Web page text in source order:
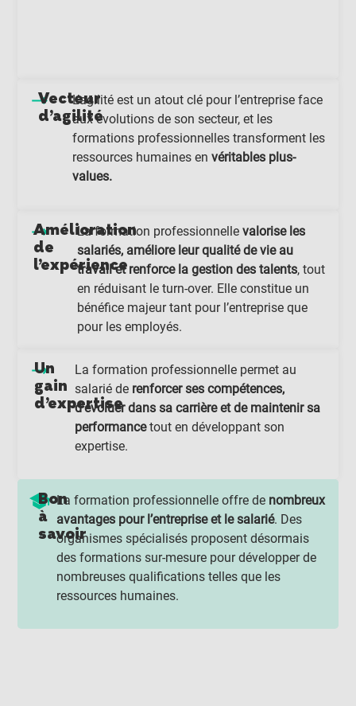
Vecteur
d’agilité
L’agilité est un atout clé pour l’entreprise face
aux évolutions de son secteur, et les
formations professionnelles transforment les
ressources humaines envéritables plus-
values.
Amélioration
de
l’expérience
La formation professionnellevalorise les
salariés, améliore leur qualité de vie au
travail et renforce la gestion des talents, tout
en réduisant le turn-over. Elle constitue un
bénéfice majeur tant pour l’entreprise que
pour les employés.
Un
gain
d’expertise
La formation professionnelle permet au
salarié de renforcer ses compétences,
d’évoluer dans sa carrière et de maintenir sa
performancetout en développant son
expertise.
Bon
à
savoir
La formation professionnelle offre de nombreux
avantages pour l’entreprise et le salarié. Des
organismes spécialisés proposent désormais
des formations sur-mesure pour développer de
nombreuses qualifications telles que les
ressources humaines.